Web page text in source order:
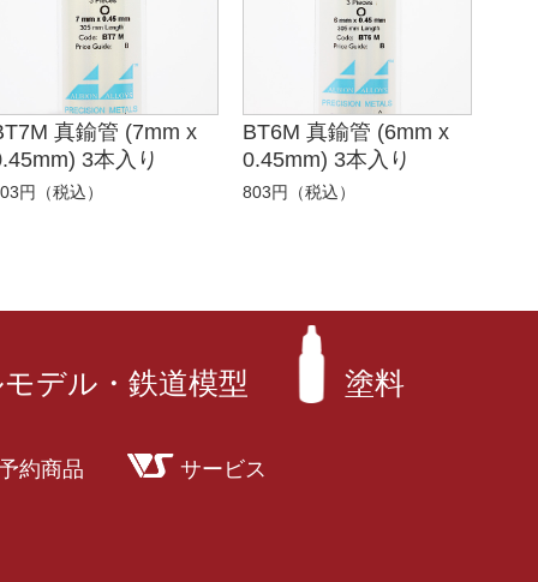
真鍮管 (7mm x
3本入り
円（税込）
BT6M 真鍮管 (6mm x
0.45mm) 3本入り
803円（税込）
デル・鉄道模型 塗料
約商品 サービス